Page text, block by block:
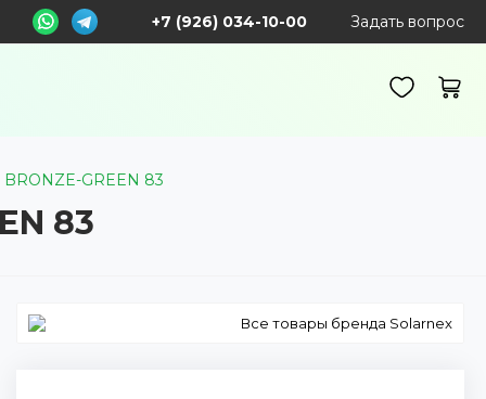
+7 (926) 034-10-00 Задать вопрос
GREEN 83
83
Все товары бренда Solarnex